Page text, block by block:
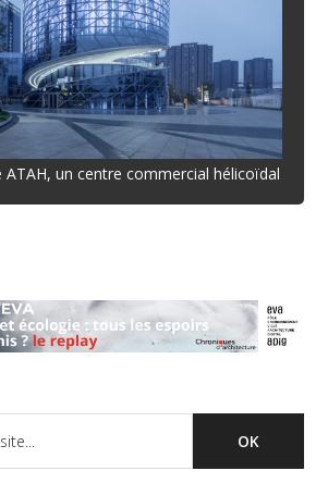
ATAH, un centre commercial hélicoïdal